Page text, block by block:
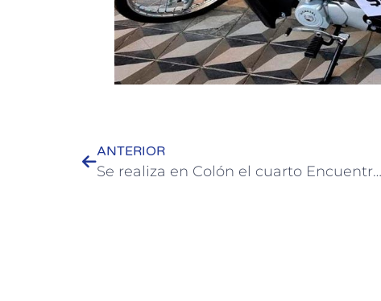
ANTERIOR
Se realiza en Colón el cuarto Encuentro Regional de la Economía Social